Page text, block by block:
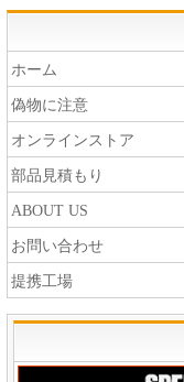
ホーム
偽物に注意
オンラインストア
部品見積もり
ABOUT US
お問い合わせ
提携工場